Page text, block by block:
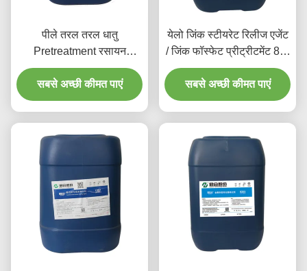
पीले तरल तरल धातु
Pretreatment रसायन
एल्यूमीनियम सफाई एजेंट
सबसे अच्छी कीमत पाएं
येलो जिंक स्टीयरेट रिलीज एजेंट
/ जिंक फॉस्फेट प्रीट्रीटमेंट 80-
120
सबसे अच्छी कीमत पाएं